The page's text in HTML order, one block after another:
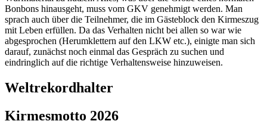
Bonbons hinausgeht, muss vom GKV genehmigt werden. Man
sprach auch über die Teilnehmer, die im Gästeblock den Kirmeszug
mit Leben erfüllen. Da das Verhalten nicht bei allen so war wie
abgesprochen (Herumklettern auf den LKW etc.), einigte man sich
darauf, zunächst noch einmal das Gespräch zu suchen und
eindringlich auf die richtige Verhaltensweise hinzuweisen.
Weltrekordhalter
Kirmesmotto 2026